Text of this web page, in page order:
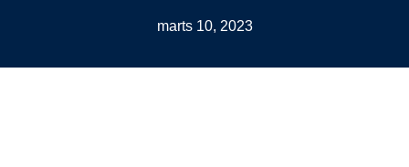
marts 10, 2023